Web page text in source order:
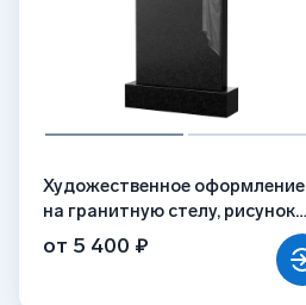
Художественное оформление
на гранитную стелу, рисунок
ВХО-035
от 5 400 ₽